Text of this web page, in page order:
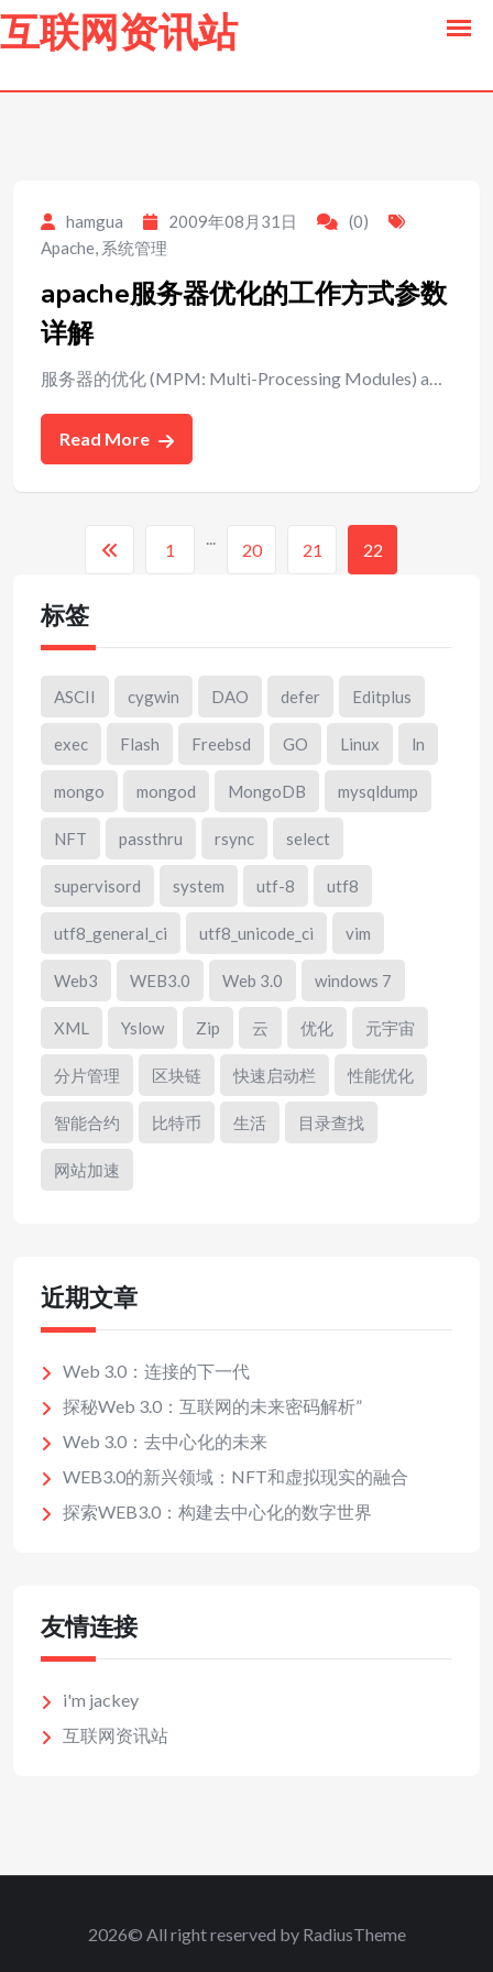
content
互联网资讯站
hamgua 2009年08月31日
(0)
Apache, 系统管理
apache服务器优化的工作方式参数
详解
服务器的优化 (MPM: Multi-Processing Modules) a…
Read More
1
...
20 21 22
标签
ASCII cygwin DAO defer Editplus
exec Flash Freebsd GO Linux ln
mongo mongod MongoDB mysqldump
NFT passthru rsync select
supervisord system utf-8 utf8
utf8_general_ci utf8_unicode_ci vim
Web3 WEB3.0 Web 3.0 windows 7
XML Yslow Zip 云 优化 元宇宙
分片管理 区块链 快速启动栏 性能优化
智能合约 比特币 生活 目录查找
网站加速
近期文章
Web 3.0：连接的下一代
探秘Web 3.0：互联网的未来密码解析”
Web 3.0：去中心化的未来
WEB3.0的新兴领域：NFT和虚拟现实的融合
探索WEB3.0：构建去中心化的数字世界
友情连接
i'm jackey
互联网资讯站
2026© All right reserved by RadiusTheme